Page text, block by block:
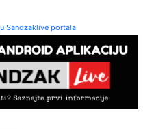
Sandzaklive portala